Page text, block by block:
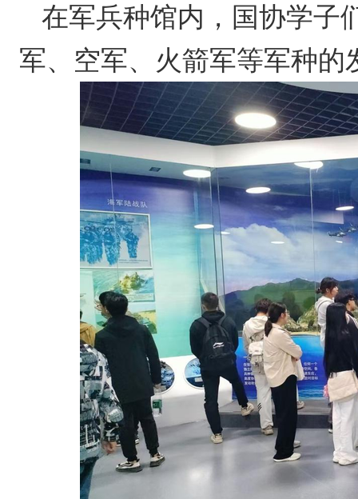
在军兵种馆内，国协学子
军、空军、火箭军等军种